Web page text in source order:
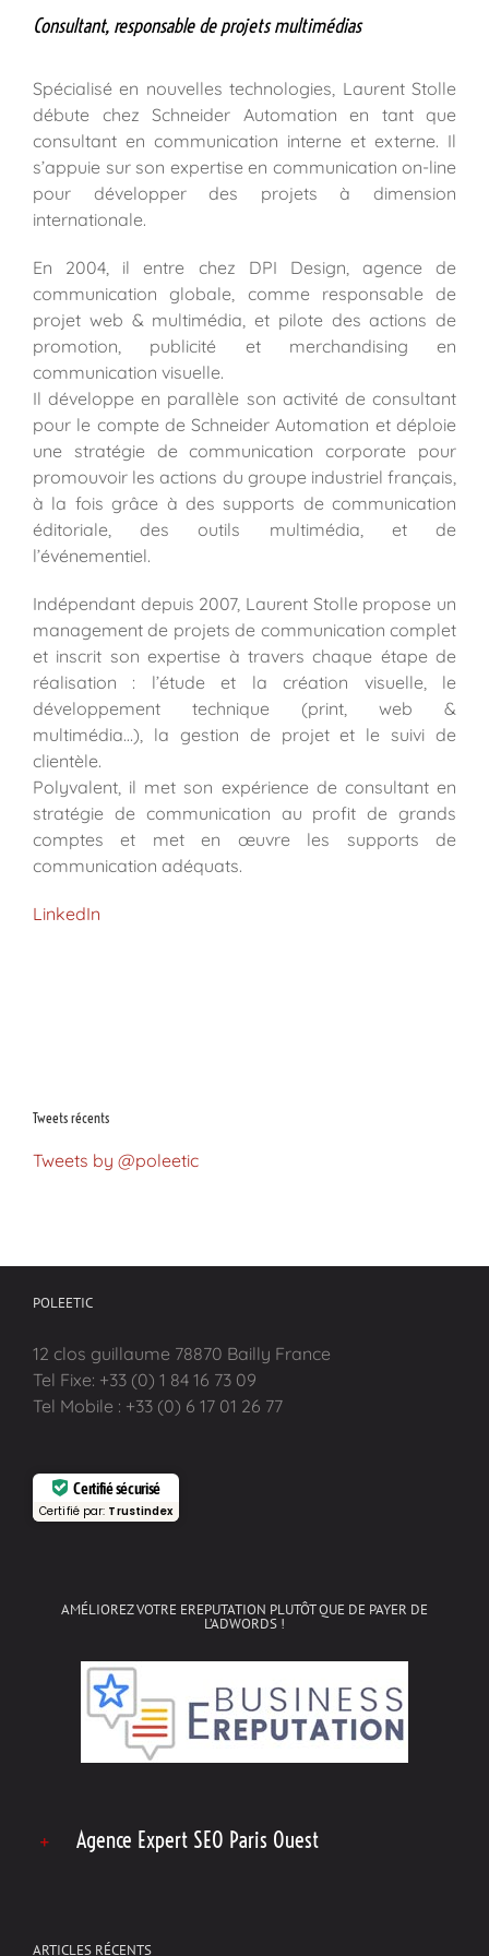
Consultant, responsable de projets multimédias
Spécialisé en nouvelles technologies, Laurent Stolle
débute chez Schneider Automation en tant que
consultant en communication interne et externe. Il
s’appuie sur son expertise en communication on-line
pour développer des projets à dimension
internationale.
En 2004, il entre chez DPI Design, agence de
communication globale, comme responsable de
projet web & multimédia, et pilote des actions de
promotion, publicité et merchandising en
communication visuelle.
Il développe en parallèle son activité de consultant
pour le compte de Schneider Automation et déploie
une stratégie de communication corporate pour
promouvoir les actions du groupe industriel français,
à la fois grâce à des supports de communication
éditoriale, des outils multimédia, et de
l’événementiel.
Indépendant depuis 2007, Laurent Stolle propose un
management de projets de communication complet
et inscrit son expertise à travers chaque étape de
réalisation : l’étude et la création visuelle, le
développement technique (print, web &
multimédia…), la gestion de projet et le suivi de
clientèle.
Polyvalent, il met son expérience de consultant en
stratégie de communication au profit de grands
comptes et met en œuvre les supports de
communication adéquats.
LinkedIn
Tweets récents
Tweets by @poleetic
POLEETIC
12 clos guillaume 78870 Bailly France
Tel Fixe: +33 (0) 1 84 16 73 09
Tel Mobile : +33 (0) 6 17 01 26 77
Certifié sécurisé
Certifié par: Trustindex
AMÉLIOREZ VOTRE EREPUTATION PLUTÔT QUE DE PAYER DE
L’ADWORDS !
Agence Expert SEO Paris Ouest
ARTICLES RÉCENTS